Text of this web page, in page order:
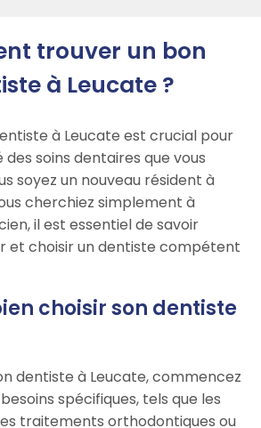
trouver un bon
à Leucate ?
à Leucate est crucial pour
soins dentaires que vous
soyez un nouveau résident à
cherchiez simplement à
il est essentiel de savoir
et choisir un dentiste compétent
choisir son dentiste
dentiste à Leucate, commencez
spécifiques, tels que les
traitements orthodontiques ou